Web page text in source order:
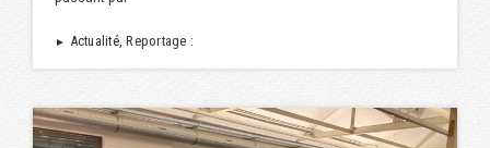
► Actualité, Reportage :